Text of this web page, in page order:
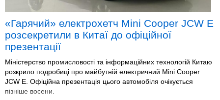
«Гарячий» електрохетч Mini Cooper JCW E
розсекретили в Китаї до офіційної
презентації
Міністерство промисловості та інформаційних технологій Китаю
розкрило подробиці про майбутній електричний Mini Cooper
JCW E. Офіційна презентація цього автомобіля очікується
пізніше восени.